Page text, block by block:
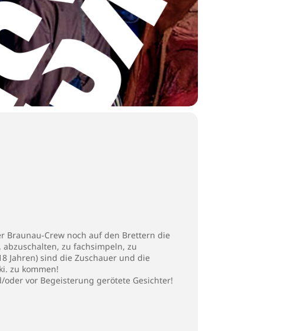
Braunau-Crew noch auf den Brettern die
zu fachsimpeln, zu
Jahren) sind die Zuschauer und die
zu kommen!
vor Begeisterung gerötete Gesichter!